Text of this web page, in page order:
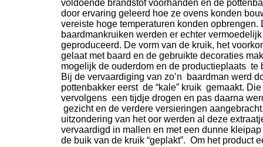
voldoende brandstof voorhanden en de
door ervaring geleerd hoe ze ovens konden
vereiste hoge temperaturen konden opbrengen.
baardmankruiken werden er echter
geproduceerd. De vorm van de kruik, het
gelaat met baard en de gebruikte decoraties
mogelijk de ouderdom en de productieplaats te
Bij de vervaardiging van zo’n baardman werd
pottenbakker eerst de “kale” kruik gemaakt.
vervolgens een tijdje drogen en pas daarna
gezicht en de verdere versieringen
uitzondering van het oor werden al deze
vervaardigd in mallen en met een dunne
de buik van de kruik “geplakt”. Om het product